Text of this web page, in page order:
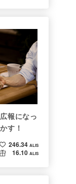
報になっ
す！
246.34 ALIS
16.10 ALIS